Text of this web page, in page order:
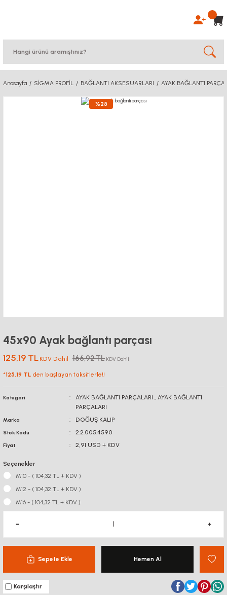
Anasayfa SİGMA PROFİL BAĞLANTI AKSESUARLARI AYAK BAĞLANTI
%25
45x90 Ayak bağlantı parçası
125,19 TL KDV Dahil 166,92 TL KDV Dahil
*125,19 TL den başlayan taksitlerle!!
Kategori AYAK BAĞLANTI PARÇALARI , AYAK BAĞLANTI
PARÇALARI
Marka DOĞUŞ KALIP
Stok Kodu 2.2.005.4590
Fiyat 2,91 USD + KDV
Seçenekler
M10 - ( 104,32 TL + KDV )
M12 - ( 104,32 TL + KDV )
M16 - ( 104,32 TL + KDV )
Sepete Ekle Hemen Al
Karşılaştır